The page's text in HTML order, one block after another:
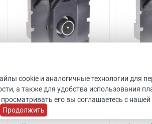
Розетка TV оконечная
Celiane 067387
Код товара: 511796
Legrand
Legrand
cookie и аналогичные технологии для
а также для удобства использования
его вы соглашаетесь с нашей
Продолжить